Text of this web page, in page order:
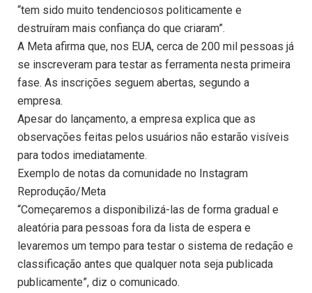
“tem sido muito tendenciosos politicamente e
destruíram mais confiança do que criaram”.
A Meta afirma que, nos EUA, cerca de 200 mil pessoas já
se inscreveram para testar as ferramenta nesta primeira
fase. As inscrições seguem abertas, segundo a
empresa.
Apesar do lançamento, a empresa explica que as
observações feitas pelos usuários não estarão visíveis
para todos imediatamente.
Exemplo de notas da comunidade no Instagram
Reprodução/Meta
“Começaremos a disponibilizá-las de forma gradual e
aleatória para pessoas fora da lista de espera e
levaremos um tempo para testar o sistema de redação e
classificação antes que qualquer nota seja publicada
publicamente”, diz o comunicado.